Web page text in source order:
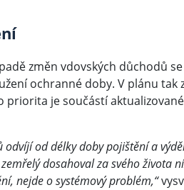
změn vdovských důchodů
ochranné doby. V plánu tak
priorita je součástí
odvíjí od délky doby pojištění a
dosahoval za svého života
nejde o systémový problém,“